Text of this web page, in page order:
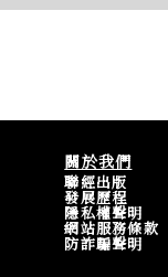
關於我們
聯經出版
發展歷程
隱私權聲明
網站服務條款
防詐騙聲明